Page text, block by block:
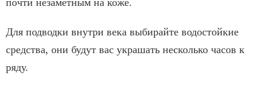
Для подводки внутри века выбирайте водостойкие
средства, они будут вас украшать несколько часов к
ряду.